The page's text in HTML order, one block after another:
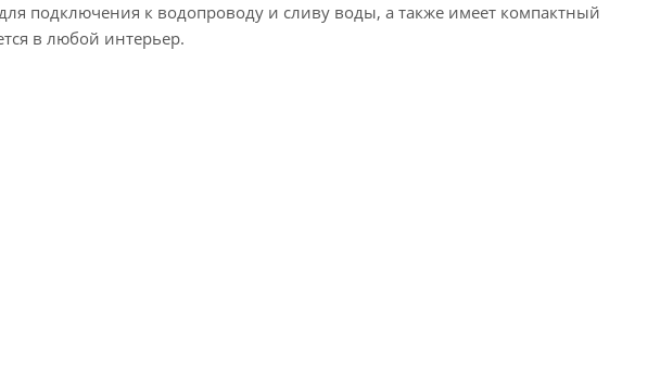
подключения к водопроводу и сливу воды, а также имеет компактный
в любой интерьер.